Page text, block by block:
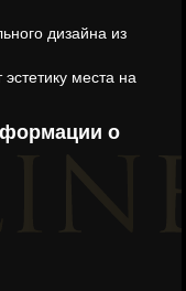
дизайна из
места на
о